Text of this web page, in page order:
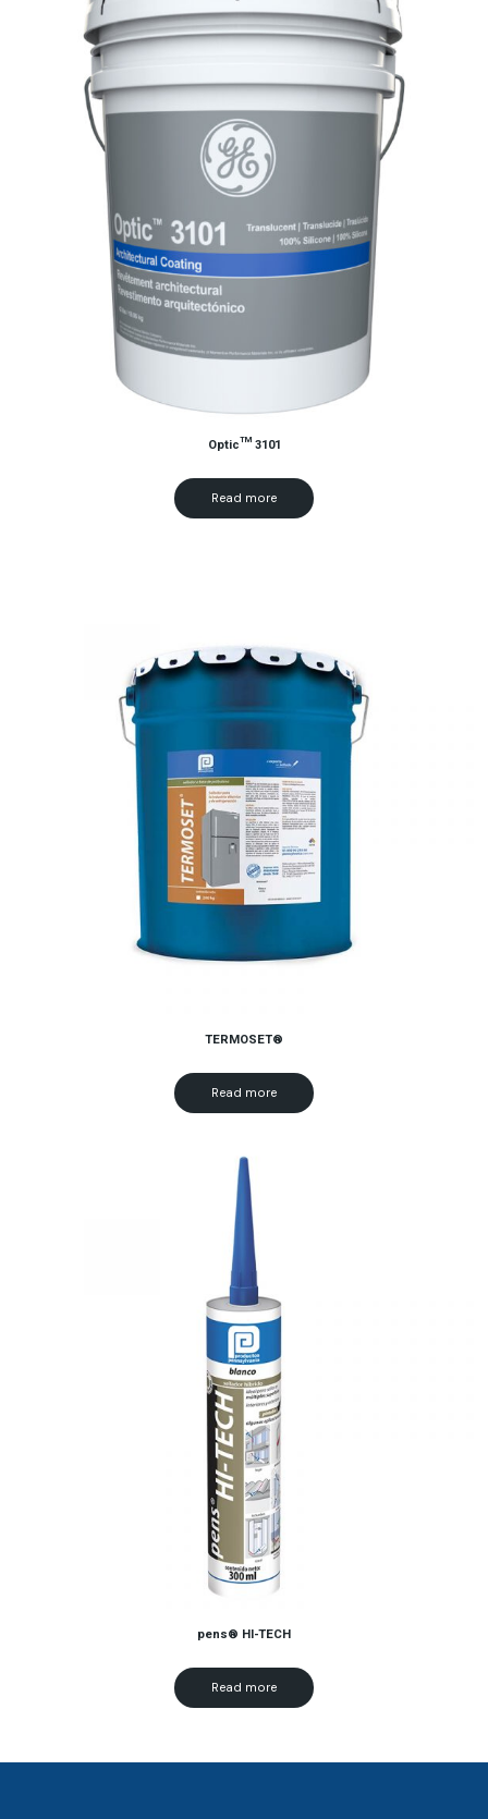
Optic™ 3101
Read more
TERMOSET®
Read more
pens® HI-TECH
Read more